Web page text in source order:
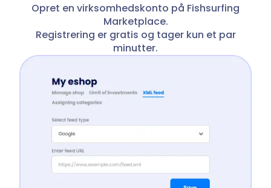
Opret en virksomhedskonto på Fishsurfing
Marketplace.
Registrering er gratis og tager kun et par
minutter.